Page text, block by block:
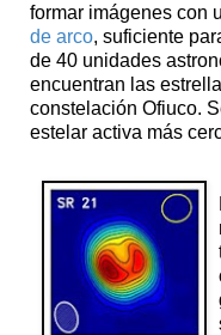
formar imágenes con
de arco, suficiente
de 40 unidades
encuentran las
constelación Ofiuco.
estelar activa más